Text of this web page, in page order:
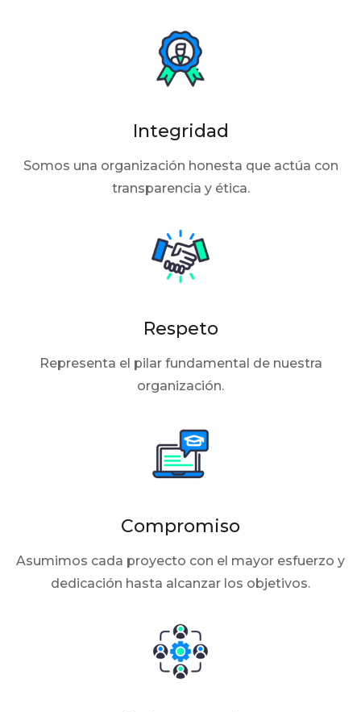
Integridad
Somos una organización honesta que actúa con
transparencia y ética.
Respeto
Representa el pilar fundamental de nuestra
organización.
Compromiso
Asumimos cada proyecto con el mayor esfuerzo y
dedicación hasta alcanzar los objetivos.